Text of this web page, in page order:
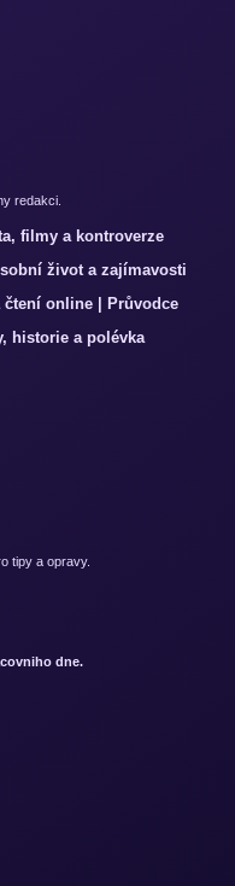
redakci.
filmy a kontroverze
život a zajímavosti
online | Průvodce
historie a polévka
tipy a opravy.
dne.